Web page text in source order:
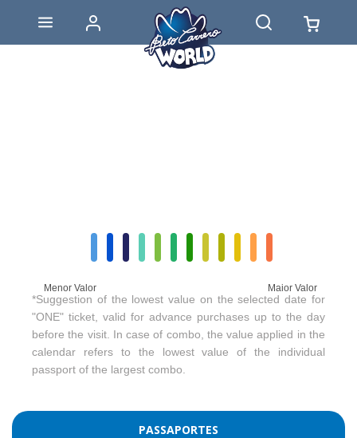
Menor Valor Maior Valor
*Suggestion of the lowest value on the selected date for
"ONE" ticket, valid for advance purchases up to the day
before the visit. In case of combo, the value applied in the
calendar refers to the lowest value of the individual
passport of the largest combo.
PASSAPORTES